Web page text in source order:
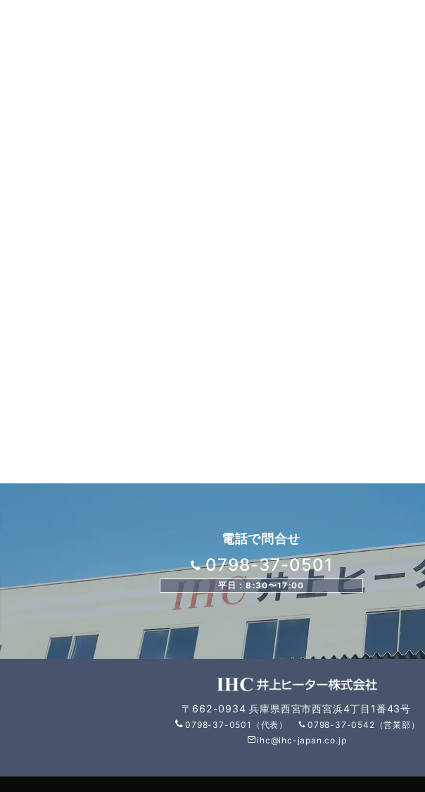
電話で問合せ
0798-37-0501
平日：8:30〜17:00
〒662-0934 兵庫県西宮市西宮浜4丁目1番43号
0798-37-0501（代表）
0798-37-0542（営業部）
ihc@ihc-japan.co.jp